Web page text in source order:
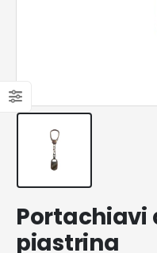
Portachiavi
piastrina